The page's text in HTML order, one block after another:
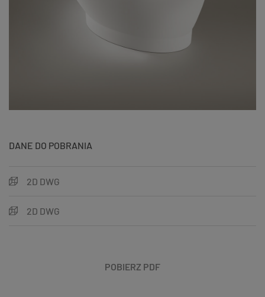
DANE DO POBRANIA
2D DWG
2D DWG
POBIERZ PDF